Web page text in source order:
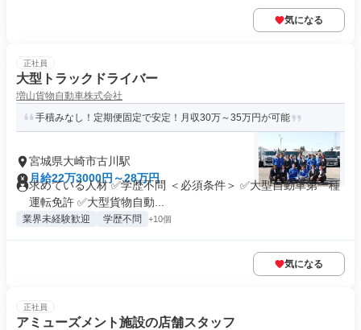
気になる
正社員
大型トラックドライバー
増山貨物自動車株式会社
手積みなし！定期便固定で安定！月収30万～35万円が可能
宮城県大崎市古川駅
月給22万3000円～28万円
求めている人材 ✅学歴不問 ＜必須条件＞ ✅大型自動車第一種
運転免許 ✅大型貨物自動...
業界未経験歓迎 学歴不問 +10個
気になる
正社員
アミューズメント施設の店舗スタッフ